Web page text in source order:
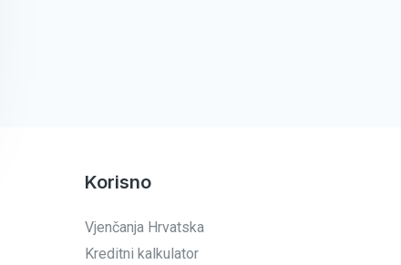
Korisno
Vjenčanja Hrvatska
Kreditni kalkulator